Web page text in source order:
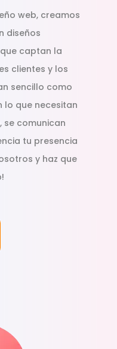
web, creamos
diseños
captan la
clientes y los
sencillo como
lo que necesitan
se comunican
tu presencia
y haz que